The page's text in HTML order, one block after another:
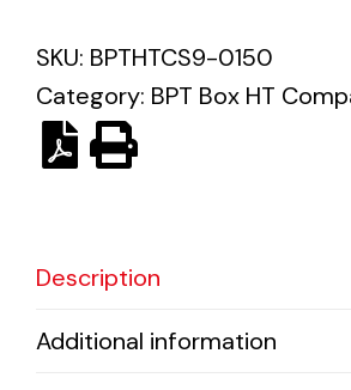
Iluminación Solar
SKU: BPTHTCS9-0150
Category: BPT Box HT
Description
Additional information